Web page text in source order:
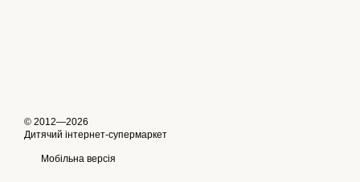
© 2012—2026
Дитячий інтернет-супермаркет
Мобільна версія